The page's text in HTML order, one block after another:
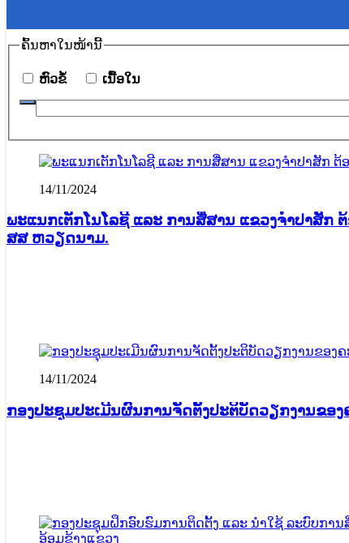
ຄົ້ນ​ຫາ​ໃນ​ໜ້ານີ້
​ຫົວ​ຂໍ້ ​ເນື້ອ​ໃນ
14/11/2024
ພະແນກເຕັກໂນໂລຊີ ແລະ ການສື່ສານ ແຂວງຈໍາປາສັກ
ສສ ຫວຽດນາມ.
14/11/2024
ກ​ອງປະຊຸມປະເມີນຜົນການຈັດຕັ້ງປະຕິບັດວຽກງານ​ຂອ